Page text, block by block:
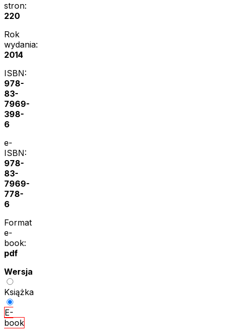
stron:
220
Rok
wydania:
2014
ISBN:
978-
83-
7969-
398-
6
e-
ISBN:
978-
83-
7969-
778-
6
Format
e-
book:
pdf
Wersja
Książka
E-
book